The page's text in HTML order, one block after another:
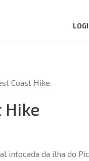
Coast Hike
Hike
intocada da ilha do